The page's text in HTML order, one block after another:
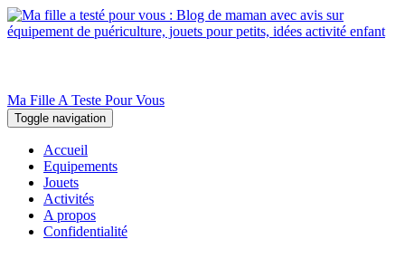
Ma Fille A Teste Pour Vous
Toggle navigation
Accueil
Equipements
Jouets
Activités
A propos
Confidentialité